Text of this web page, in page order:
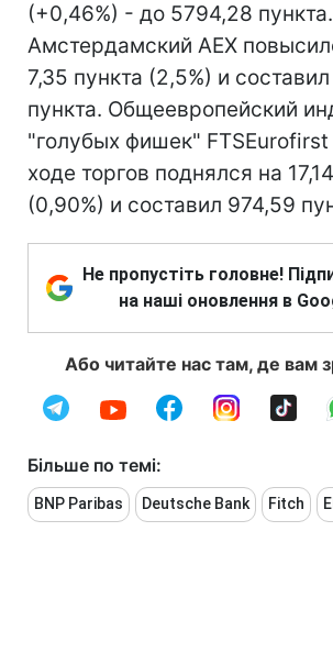
(+0,46%) - до 5794,28 пункта.
Амстердамский AEX
7,35 пункта (2,5%) и
пункта. Общеевропейский
"голубых фишек"
ходе торгов поднялся на
(0,90%) и составил 974,59
Не пропустіть головне!
на наші оновлення в
Або читайте нас там, де вам
Більше по темі:
BNP Paribas Deutsche Bank Fitch